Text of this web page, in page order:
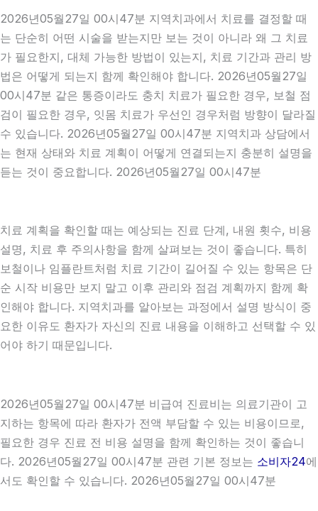
2026년05월27일 00시47분 지역치과에서 치료를 결정할 때
는 단순히 어떤 시술을 받는지만 보는 것이 아니라 왜 그 치료
가 필요한지, 대체 가능한 방법이 있는지, 치료 기간과 관리 방
법은 어떻게 되는지 함께 확인해야 합니다. 2026년05월27일
00시47분 같은 통증이라도 충치 치료가 필요한 경우, 보철 점
검이 필요한 경우, 잇몸 치료가 우선인 경우처럼 방향이 달라질
수 있습니다. 2026년05월27일 00시47분 지역치과 상담에서
는 현재 상태와 치료 계획이 어떻게 연결되는지 충분히 설명을
듣는 것이 중요합니다. 2026년05월27일 00시47분
치료 계획을 확인할 때는 예상되는 진료 단계, 내원 횟수, 비용
설명, 치료 후 주의사항을 함께 살펴보는 것이 좋습니다. 특히
보철이나 임플란트처럼 치료 기간이 길어질 수 있는 항목은 단
순 시작 비용만 보지 말고 이후 관리와 점검 계획까지 함께 확
인해야 합니다. 지역치과를 알아보는 과정에서 설명 방식이 중
요한 이유도 환자가 자신의 진료 내용을 이해하고 선택할 수 있
어야 하기 때문입니다.
2026년05월27일 00시47분 비급여 진료비는 의료기관이 고
지하는 항목에 따라 환자가 전액 부담할 수 있는 비용이므로,
필요한 경우 진료 전 비용 설명을 함께 확인하는 것이 좋습니
다. 2026년05월27일 00시47분 관련 기본 정보는 소비자24에
서도 확인할 수 있습니다. 2026년05월27일 00시47분